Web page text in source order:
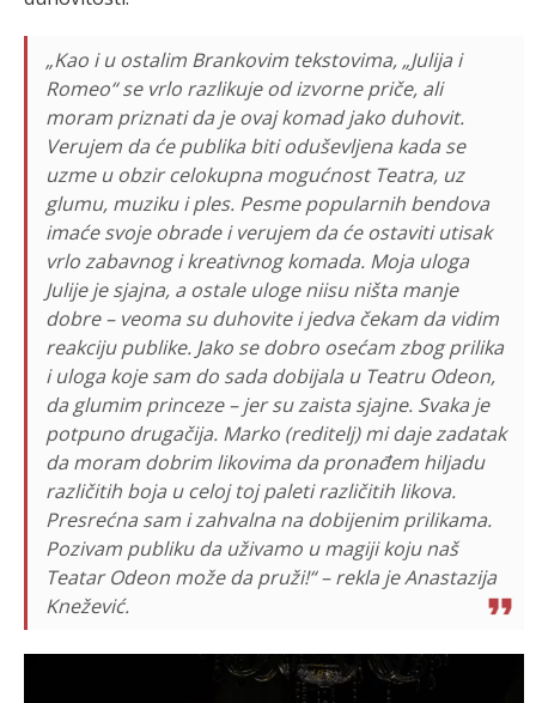
„Kao i u ostalim Brankovim tekstovima, „Julija i
Romeo“ se vrlo razlikuje od izvorne priče, ali
moram priznati da je ovaj komad jako duhovit.
Verujem da će publika biti oduševljena kada se
uzme u obzir celokupna mogućnost Teatra, uz
glumu, muziku i ples. Pesme popularnih bendova
imaće svoje obrade i verujem da će ostaviti utisak
vrlo zabavnog i kreativnog komada. Moja uloga
Julije je sjajna, a ostale uloge niisu ništa manje
dobre – veoma su duhovite i jedva čekam da vidim
reakciju publike. Jako se dobro osećam zbog prilika
i uloga koje sam do sada dobijala u Teatru Odeon,
da glumim princeze – jer su zaista sjajne. Svaka je
potpuno drugačija. Marko (reditelj) mi daje zadatak
da moram dobrim likovima da pronađem hiljadu
različitih boja u celoj toj paleti različitih likova.
Presrećna sam i zahvalna na dobijenim prilikama.
Pozivam publiku da uživamo u magiji koju naš
Teatar Odeon može da pruži!“ – rekla je Anastazija
Knežević.